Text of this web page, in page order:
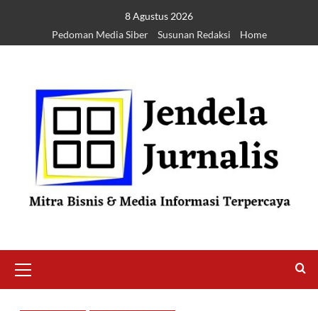
8 Agustus 2026
Pedoman Media Siber
Susunan Redaksi Home